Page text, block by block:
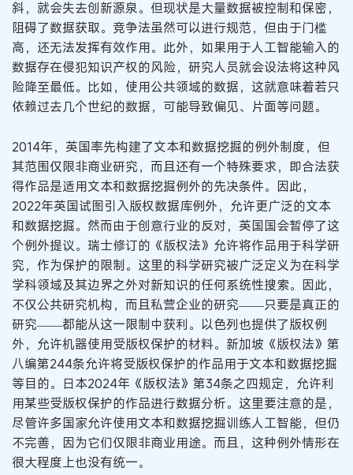
斜，就会失去创新源泉。但现状是大量数据被控制和保密，
阻碍了数据获取。竞争法虽然可以进行规范，但由于门槛
高，还无法发挥有效作用。此外，如果用于人工智能输入的
数据存在侵犯知识产权的风险，研究人员就会设法将这种风
险降至最低。比如，使用公共领域的数据，这就意味着若只
依赖过去几个世纪的数据，可能导致偏见、片面等问题。
2014年，英国率先构建了文本和数据挖掘的例外制度，但
其范围仅限非商业研究，而且还有一个特殊要求，即合法获
得作品是适用文本和数据挖掘例外的先决条件。因此，
2022年英国试图引入版权数据库例外，允许更广泛的文本
和数据挖掘。然而由于创意行业的反对，英国国会暂停了这
个例外提议。瑞士修订的《版权法》允许将作品用于科学研
究，作为保护的限制。这里的科学研究被广泛定义为在科学
学科领域及其边界之外对新知识的任何系统性搜索。因此，
不仅公共研究机构，而且私营企业的研究——只要是真正的
研究——都能从这一限制中获利。以色列也提供了版权例
外，允许机器使用受版权保护的材料。新加坡《版权法》第
八编第244条允许将受版权保护的作品用于文本和数据挖掘
等目的。日本2024年《版权法》第34条之四规定，允许利
用某些受版权保护的作品进行数据分析。这里要注意的是，
尽管许多国家允许使用文本和数据挖掘训练人工智能，但仍
不完善，因为它们仅限非商业用途。而且，这种例外情形在
很大程度上也没有统一。